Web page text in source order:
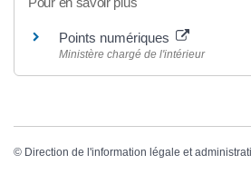
Points numériques
Ministère chargé de l'intérieur
© Direction de l'information légale et